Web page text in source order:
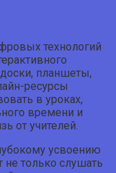
технологий
планшеты,
ресурсы
в уроках,
времени и
от учителей.
усвоению
не только слушать